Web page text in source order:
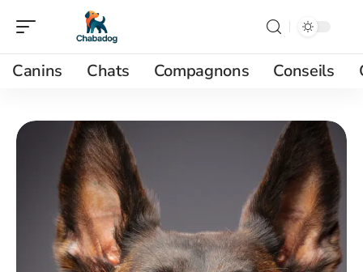
Canins Chats Compagnons Conseils